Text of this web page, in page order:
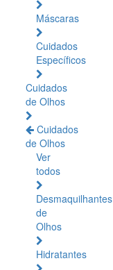
Máscaras
Cuidados
Específicos
Cuidados
de Olhos
Cuidados
de Olhos
Ver
todos
Desmaquilhantes
de
Olhos
Hidratantes